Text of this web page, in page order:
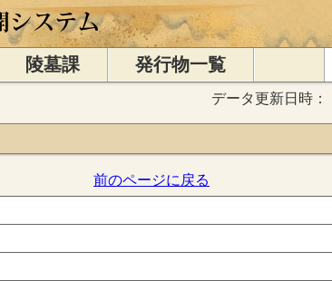
陵墓課 発行物一覧
データ更新日時：
前のページに戻る